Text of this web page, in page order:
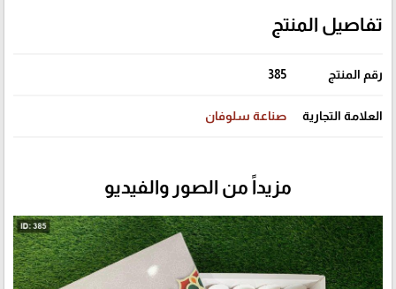
تفاصيل المنتج
رقم المنتج 385
العلامة التجارية صناعة سلوفان
مزيداً من الصور والفيديو